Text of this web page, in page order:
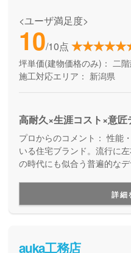
<ユーザ満足度>
10/10点
坪単価(建物価格のみ)： 二
施工対応エリア： 新潟県
高耐久×生涯コスト×意匠
プロからのコメント： 性能
いる住宅ブランド。流行に
の時代にも似合う普遍的な
提案しています。アフター
安心です。
詳細
auka工務店